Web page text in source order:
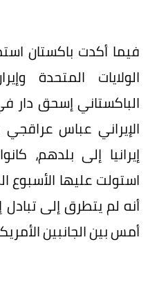
فيما أكدت باكستان
الولايات المتحدة
الباكستاني إسحق دار
إيرانيا إلى بلدهم،
استولت عليها الأسبوع
أنه لم يتطرق إلى
أمس بين الجانبين